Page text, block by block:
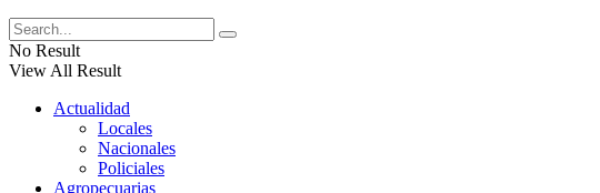
No Result
View All Result
Actualidad
Locales
Nacionales
Policiales
Agropecuarias